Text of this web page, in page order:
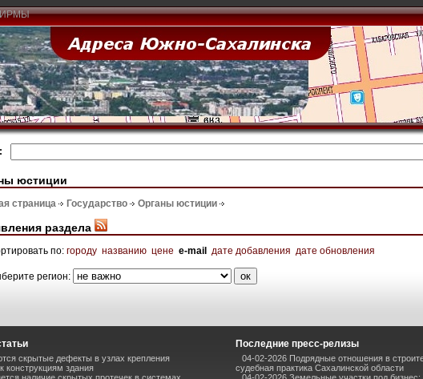
юстиции
страница Государство Органы юстиции
раздела
по: городу названию цене e-mail дате добавления дате обновления
регион:
скрытые дефекты в узлах крепления
конструкциям здания
Последние пресс-релизы
04-02-2026 Подрядные отношения в
судебная практика Сахалинской области